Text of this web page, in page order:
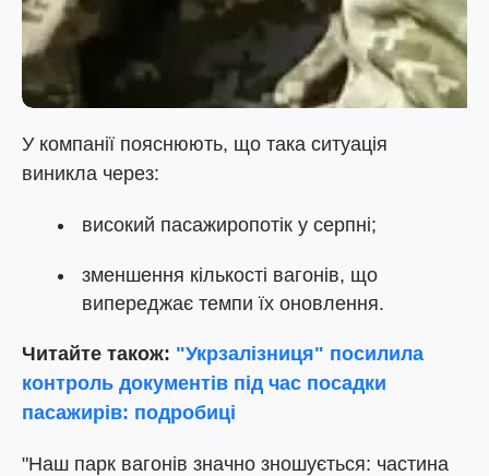
У компанії пояснюють, що така ситуація
виникла через:
високий пасажиропотік у серпні;
зменшення кількості вагонів, що
випереджає темпи їх оновлення.
Читайте також: "Укрзалізниця" посилила
контроль документів під час посадки
пасажирів: подробиці
"Наш парк вагонів значно зношується: частина